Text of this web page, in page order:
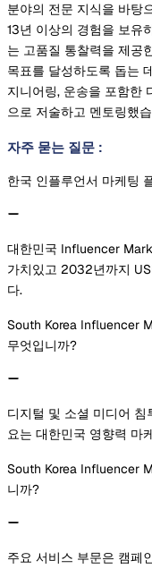
분야의 전문 지식을 바탕
13년 이상의 경험을 보유
는 고품질 통찰력을 제공
목표를 달성하도록 돕는
지니어링, 운송을 포함한
으로 저술하고 멘토링했
자주 묻는 질문 :
한국 인플루언서 마케팅
대한민국 Influencer
가치있고 2032년까지
다.
South Korea Influencer
무엇입니까?
디지털 및 소셜 미디어
요는 대한민국 영향력 마
South Korea Influencer
니까?
주요 서비스 부문은 캠페